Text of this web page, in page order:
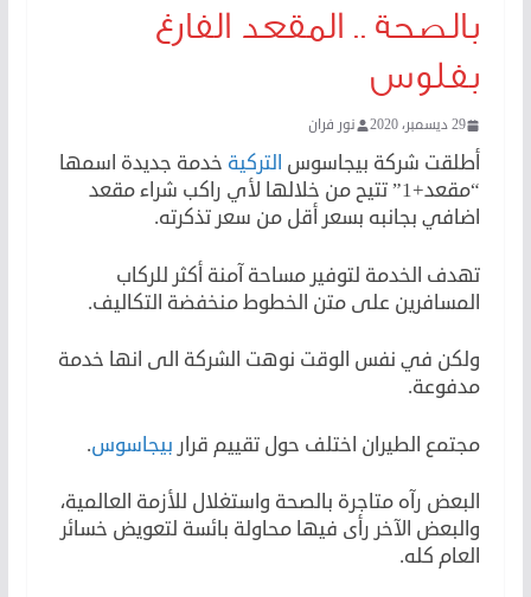
بالصحة .. المقعد الفارغ
بفلوس
29 ديسمبر، 2020 نور فران
أطلقت شركة بيجاسوس التركية خدمة جديدة اسمها
“مقعد+1” تتيح من خلالها لأي راكب شراء مقعد
اضافي بجانبه بسعر أقل من سعر تذكرته.
تهدف الخدمة لتوفير مساحة آمنة أكثر للركاب
المسافرين على متن الخطوط منخفضة التكاليف.
ولكن في نفس الوقت نوهت الشركة الى انها خدمة
مدفوعة.
مجتمع الطيران اختلف حول تقييم قرار بيجاسوس.
البعض رآه متاجرة بالصحة واستغلال للأزمة العالمية،
والبعض الآخر رأى فيها محاولة بائسة لتعويض خسائر
العام كله.